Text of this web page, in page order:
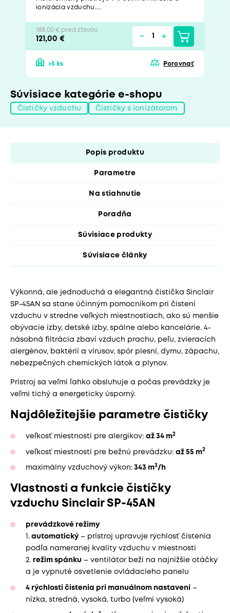
ionizácia vzduchu....
188,00 € pred zľavou
121,00 €
>5 ks Porovnať
Súvisiace kategórie e-shopu
Čističky vzduchu Čističky s ionizátorom
Popis produktu
Parametre
Na stiahnutie
Poradňa
Súvisiace produkty
Súvisiace články
Výkonná, ale jednoduchá a elegantná čistička Sinclair
SP-45AN sa stane účinným pomocníkom pri čistení
vzduchu v stredne veľkých miestnostiach, ako sú menšie
obývacie izby, detské izby, spálne alebo kancelárie. 4-
násobná filtrácia zbaví vzduch prachu, peľu, zvieracích
alergénov, baktérií a vírusov, spór plesní, dymu, zápachu,
nebezpečných chemických látok a plynov.
Prístroj sa veľmi ľahko obsluhuje a počas prevádzky je
veľmi tichý a energeticky úsporný.
Najdôležitejšie parametre čističky
veľkosť miestnosti pre alergikov: až 34 m2
veľkosť miestnosti pre bežnú prevádzku: až 55 m2
maximálny vzduchový výkon: 343 m3/h
Vlastnosti a funkcie čističky
vzduchu Sinclair SP-45AN
prevádzkové režimy
1. automatický– prístroj upravuje rýchlosť čistenia
podľa nameranej kvality vzduchu v miestnosti
2. režim spánku – ventilátor beží na najnižšie otáčky
a je vypnuté osvetlenie ovládacieho panelu
4 rýchlosti čistenia pri manuálnom nastavení –
nízka, stredná, vysoká, turbo (veľmi vysoká)